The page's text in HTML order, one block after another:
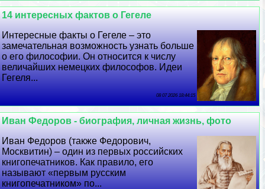
14 интересных фактов о Гегеле
Интересные факты о Гегеле – это
замечательная возможность узнать больше
о его философии. Он относится к числу
величайших немецких философов. Идеи
Гегеля...
08 07 2026 18:44:15
Иван Федоров - биография, личная жизнь, фото
Иван Федоров (также Федорович,
Москвитин) – один из первых российских
книгопечатников. Как правило, его
называют «первым русским
книгопечатником» по...